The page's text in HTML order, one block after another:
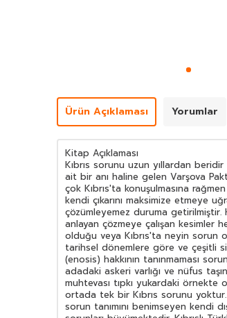
Ürün Açıklaması Yorumlar
Kitap Açıklaması
Kıbrıs sorunu uzun yıllardan
ait bir anı haline gelen Varşova
çok Kıbrıs'ta konuşulmasına
kendi çıkarını maksimize etmeye
çözümleyemez duruma getirilmiştir.
anlayan çözmeye çalışan kesimler
olduğu veya Kıbrıs'ta neyin sorun
tarihsel dönemlere göre ve çeşitli
(enosis) hakkının tanınmaması
adadaki askeri varlığı ve nüfus
muhtevası tıpkı yukardaki
ortada tek bir Kıbrıs sorunu
sorun tanımını benimseyen kendi